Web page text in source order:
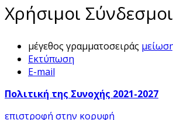
Χρήσιμοι Σύνδεσμοι
μέγεθος γραμματοσειράς
Εκτύπωση
E-mail
Πολιτική της Συνοχής 2021-2027
επιστροφή στην κορυφή